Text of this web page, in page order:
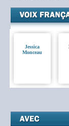
Jessica
Monceau